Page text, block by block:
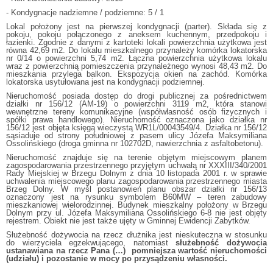
- Kondygnacje nadziemne / podziemne: 5 / 1
Lokal położony jest na pierwszej kondygnacji (parter). Składa się z
pokoju, pokoju połączonego z aneksem kuchennym, przedpokoju i
łazienki. Zgodnie z danymi z kartoteki lokali powierzchnia użytkowa jest
równa 42,69 m2. Do lokalu mieszkalnego przynależy komórka lokatorska
nr 0/14 o powierzchni 5,74 m2. Łączna powierzchnia użytkowa lokalu
wraz z powierzchnią pomieszczenia przynależnego wynosi 48,43 m2. Do
mieszkania przylega balkon. Ekspozycja okien na zachód. Komórka
lokatorska usytułowana jest na kondygnacji podziemnej.
Nieruchomość posiada dostęp do drogi publicznej za pośrednictwem
działki nr 156/12 (AM-19) o powierzchni 3119 m2, która stanowi
wewnętrzne tereny komunikacyjne (współwłasność osób fizycznych i
spółki prawa handlowego). Nieruchomość oznaczona jako działka nr
156/12 jest objęta księgą wieczystą WR1L/00043549/4. Działka nr 156/12
sąsiaduje od strony południowej z pasem ulicy Józefa Maksymiliana
Ossolińskiego (droga gminna nr 102702D, nawierzchnia z asfaltobetonu).
Nieruchomość znajduje się na terenie objętym miejscowym planem
zagospodarowania przestrzennego przyjętym uchwałą nr XXXIII/340/2001
Rady Miejskiej w Brzegu Dolnym z dnia 10 listopada 2001 r. w sprawie
uchwalenia miejscowego planu zagospodarowania przestrzennego miasta
Brzeg Dolny. W myśl postanowień planu obszar działki nr 156/13
oznaczony jest na rysunku symbolem B60MW – teren zabudowy
mieszkaniowej wielorodzinnej. Budynek mieszkalny położony w Brzegu
Dolnym przy ul. Józefa Maksymiliana Ossolińskiego 6-8 nie jest objęty
rejestrem. Obiekt nie jest także ujęty w Gminnej Ewidencji Zabytków.
Służebność dożywocia na rzecz dłużnika jest nieskuteczna w stosunku
do wierzyciela egzekwującego, natomiastsłużebność dożywocia
ustanawiana na rzecz Pana (…) pomniejsza wartość nieruchomości
(udziału) i pozostanie w mocy po przysądzeniu własności.